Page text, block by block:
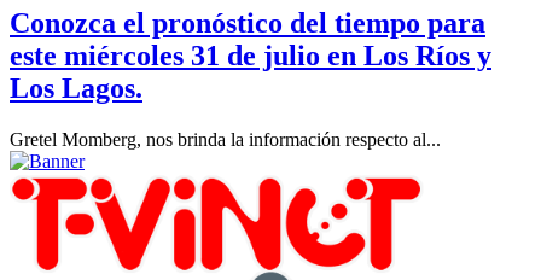
Conozca el pronóstico del tiempo para
este miércoles 31 de julio en Los Ríos y
Los Lagos.
Gretel Momberg, nos brinda la información respecto al...